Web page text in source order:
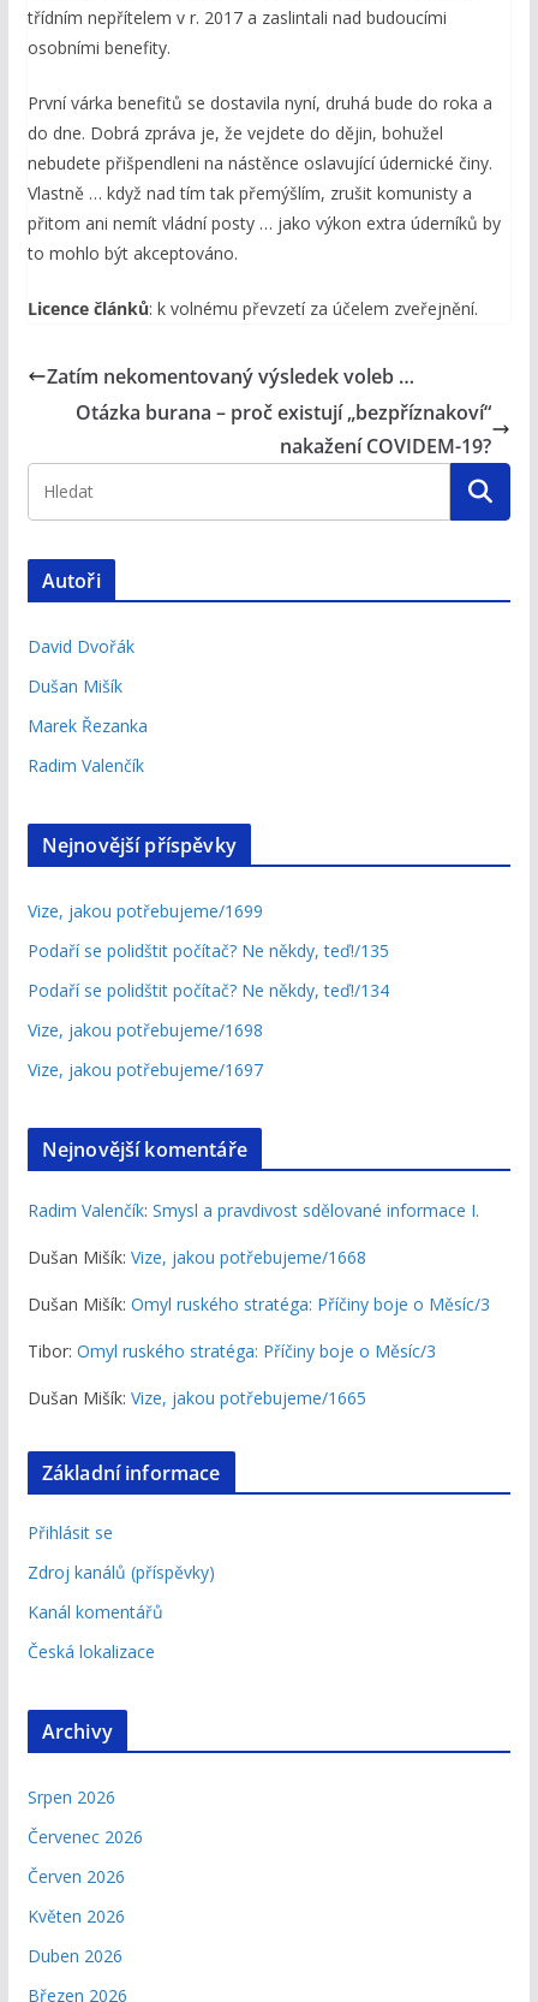
třídním nepřítelem v r. 2017 a zaslintali nad budoucími
osobními benefity.
První várka benefitů se dostavila nyní, druhá bude do roka a
do dne. Dobrá zpráva je, že vejdete do dějin, bohužel
nebudete přišpendleni na nástěnce oslavující údernické činy.
Vlastně … když nad tím tak přemýšlím, zrušit komunisty a
přitom ani nemít vládní posty … jako výkon extra úderníků by
to mohlo být akceptováno.
Licence článků: k volnému převzetí za účelem zveřejnění.
Zatím nekomentovaný výsledek voleb …
Otázka burana – proč existují „bezpříznakoví“
nakažení COVIDEM-19?
Autoři
David Dvořák
Dušan Mišík
Marek Řezanka
Radim Valenčík
Nejnovější příspěvky
Vize, jakou potřebujeme/1699
Podaří se polidštit počítač? Ne někdy, teď!/135
Podaří se polidštit počítač? Ne někdy, teď!/134
Vize, jakou potřebujeme/1698
Vize, jakou potřebujeme/1697
Nejnovější komentáře
Radim Valenčík: Smysl a pravdivost sdělované informace I.
Dušan Mišík: Vize, jakou potřebujeme/1668
Dušan Mišík: Omyl ruského stratéga: Příčiny boje o Měsíc/3
Tibor: Omyl ruského stratéga: Příčiny boje o Měsíc/3
Dušan Mišík: Vize, jakou potřebujeme/1665
Základní informace
Přihlásit se
Zdroj kanálů (příspěvky)
Kanál komentářů
Česká lokalizace
Archivy
Srpen 2026
Červenec 2026
Červen 2026
Květen 2026
Duben 2026
Březen 2026